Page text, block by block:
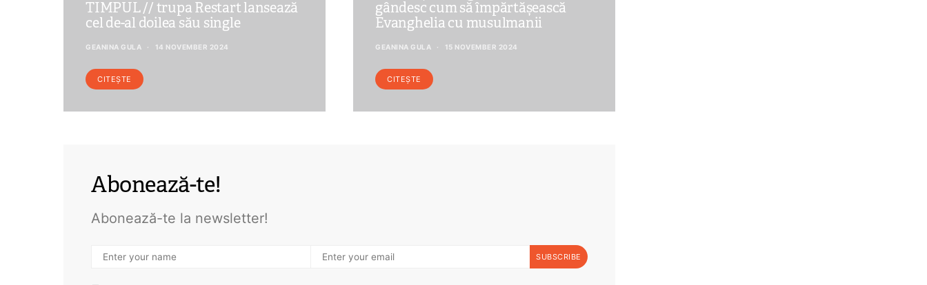
TIMPUL // trupa Restart lansează
cel de-al doilea său single
GEANINA GULA 14 NOVEMBER 2024
CITEȘTE
gândesc cum să împărtășească
Evanghelia cu musulmanii
GEANINA GULA 15 NOVEMBER 2024
CITEȘTE
Abonează-te!
Abonează-te la newsletter!
SUBSCRIBE